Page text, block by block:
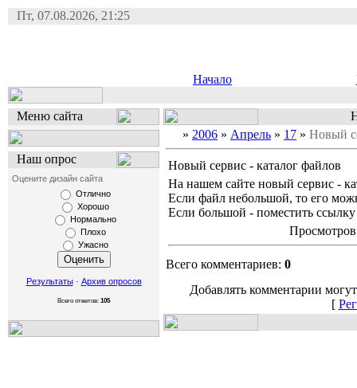
Пт, 07.08.2026, 21:25
Начало
Меню сайта
Наш опрос
Оцените дизайн сайта
Отлично
Хорошо
Нормально
Плохо
Ужасно
Результаты· Архив опросов
Всего ответов: 105
» 2006 » Апрель » 17 » Новый
Новый сервис - каталог файлов
На нашем сайте новый сервис -
Если файл небольшой, то его
Если большой - поместить
Всего комментариев: 0
Добавлять комментарии
[